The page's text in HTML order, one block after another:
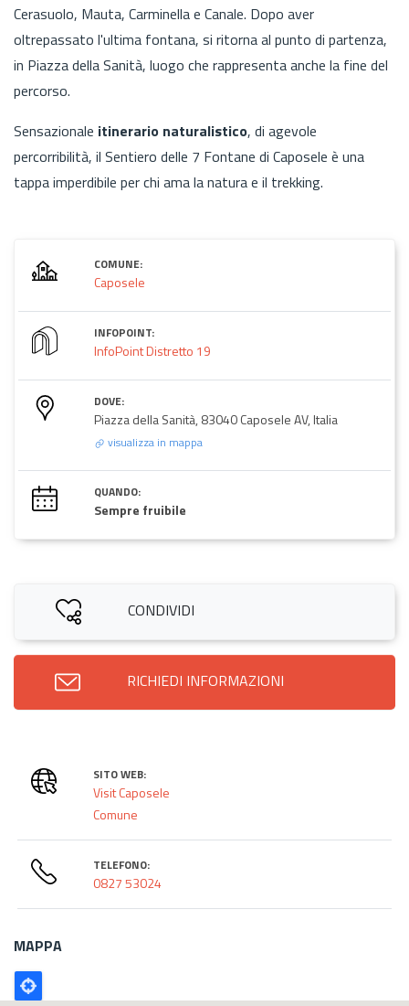
Cerasuolo, Mauta, Carminella e Canale. Dopo aver
oltrepassato l'ultima fontana, si ritorna al punto di partenza,
in Piazza della Sanità, luogo che rappresenta anche la fine del
percorso.
Sensazionale itinerario naturalistico, di agevole
percorribilità, il Sentiero delle 7 Fontane di Caposele è una
tappa imperdibile per chi ama la natura e il trekking.
COMUNE:
Caposele
INFOPOINT:
InfoPoint Distretto 19
DOVE:
Piazza della Sanità, 83040 Caposele AV, Italia
visualizza in mappa
QUANDO:
Sempre fruibile
CONDIVIDI
RICHIEDI INFORMAZIONI
SITO WEB:
Visit Caposele
Comune
TELEFONO:
0827 53024
MAPPA
Poligono